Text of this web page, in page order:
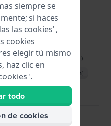
Uni-direccional
SW200(Ver especificaciones )
Descargar manual (English)
Sellita
Si
siempre se
si haces
las cookies",
cookies
elegir tú mismo
haz clic en
todo
de cookies